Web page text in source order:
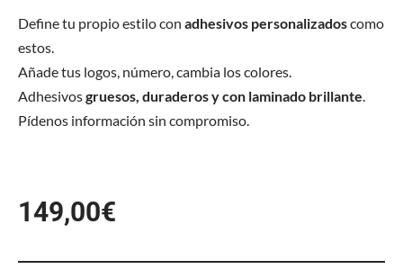
Define tu propio estilo con adhesivos personalizadoscomo
estos.
Añade tus logos, número, cambia los colores.
Adhesivosgruesos, duraderos y con laminado brillante.
Pídenos información sin compromiso.
149,00€